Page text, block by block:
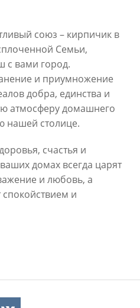
союз – кирпичик в
Семьи,
с вами город.
и приумножение
добра, единства и
атмосферу домашнего
нашей столице.
счастья и
домах всегда царят
и любовь, а
спокойствием и